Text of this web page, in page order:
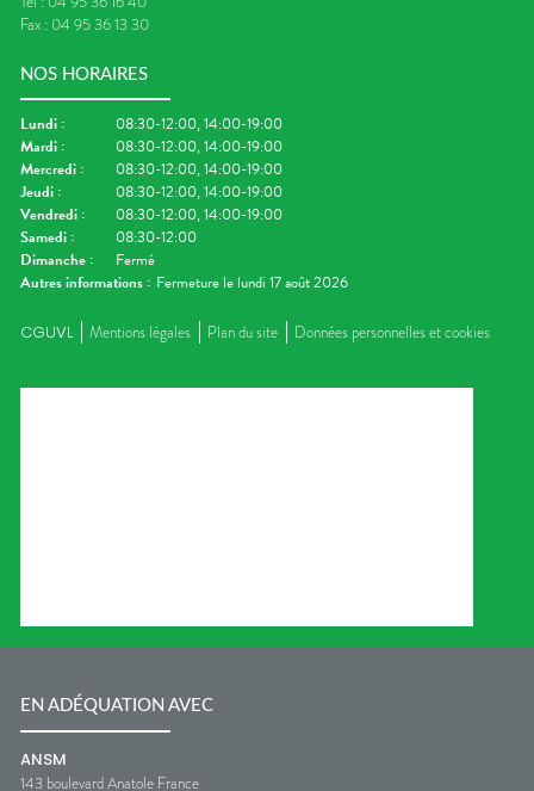
Fax : 04 95 36 13 30
NOS HORAIRES
Lundi :
08:30-12:00, 14:00-19:00
Mardi :
08:30-12:00, 14:00-19:00
Mercredi :
08:30-12:00, 14:00-19:00
Jeudi :
08:30-12:00, 14:00-19:00
Vendredi :
08:30-12:00, 14:00-19:00
Samedi :
08:30-12:00
Dimanche :
Fermé
Autres informations : Fermeture le lundi 17 août 2026
CGUVL Mentions légales Plan du site Données personnelles et cookies
EN ADÉQUATION AVEC
ANSM
143 boulevard Anatole France